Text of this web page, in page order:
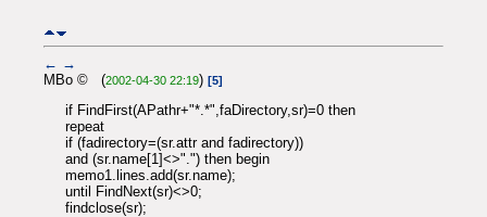
← →
MBo © (2002-04-30 22:19) [5]
if FindFirst(APathr+"*.*",faDirectory,sr)=0 then
repeat
if (fadirectory=(sr.attr and fadirectory))
and (sr.name[1]<>".") then begin
memo1.lines.add(sr.name);
until FindNext(sr)<>0;
findclose(sr);